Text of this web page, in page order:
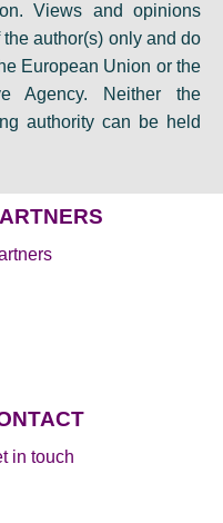
Views and opinions
author(s) only and do
European Union or the
Agency. Neither the
authority can be held
in touch